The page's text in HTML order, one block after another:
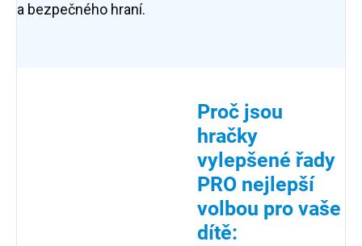
a bezpečného hraní.
Proč jsou
hračky
vylepšené řady
PRO nejlepší
volbou pro vaše
dítě: